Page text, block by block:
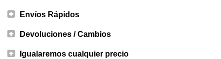
Envíos Rápidos
Devoluciones / Cambios
Igualaremos cualquier precio